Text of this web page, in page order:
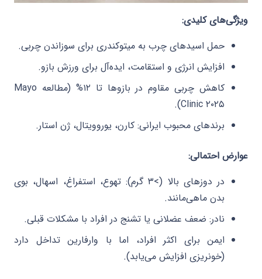
ویژگی‌های کلیدی:
حمل اسیدهای چرب به میتوکندری برای سوزاندن چربی.
افزایش انرژی و استقامت، ایده‌آل برای ورزش بازو.
کاهش چربی مقاوم در بازوها تا ۱۲% (مطالعه Mayo
Clinic ۲۰۲۵).
برندهای محبوب ایرانی: کارن، یوروویتال، ژن استار.
عوارض احتمالی:
در دوزهای بالا (>۳ گرم): تهوع، استفراغ، اسهال، بوی
بدن ماهی‌مانند.
نادر: ضعف عضلانی یا تشنج در افراد با مشکلات قبلی.
ایمن برای اکثر افراد، اما با وارفارین تداخل دارد
(خونریزی افزایش می‌یابد).